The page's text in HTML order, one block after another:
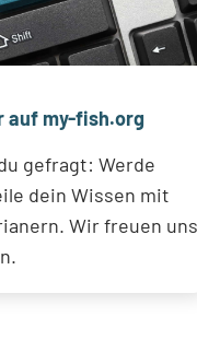
auf my-fish.org
gefragt: Werde
dein Wissen mit
Wir freuen uns